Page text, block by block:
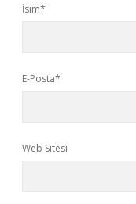
İsim*
E-Posta*
Web Sitesi